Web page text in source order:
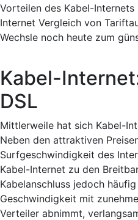
Vorteilen des Kabel-
Internet Vergleich von
Wechsle noch heute zum
Kabel-
DSL
Mittlerweile hat sich Kabel-
Neben den attraktiven
Surfgeschwindigkeit des
Kabel-Internet zu den
Kabelanschluss jedoch
Geschwindigkeit mit
Verteiler abnimmt,